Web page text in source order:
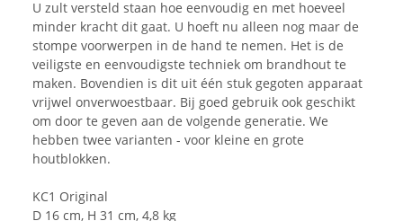
U zult versteld staan hoe eenvoudig en met hoeveel
minder kracht dit gaat. U hoeft nu alleen nog maar de
stompe voorwerpen in de hand te nemen. Het is de
veiligste en eenvoudigste techniek om brandhout te
maken. Bovendien is dit uit één stuk gegoten apparaat
vrijwel onverwoestbaar. Bij goed gebruik ook geschikt
om door te geven aan de volgende generatie. We
hebben twee varianten - voor kleine en grote
houtblokken.
KC1 Original
D 16 cm, H 31 cm, 4,8 kg